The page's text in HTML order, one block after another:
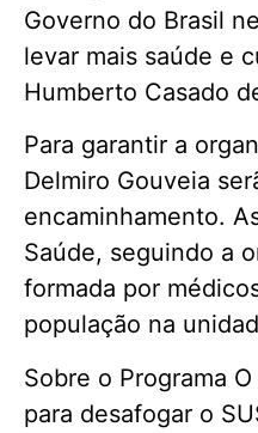
Governo do Brasil
levar mais saúde e
Humberto Casado
Para garantir a
Delmiro Gouveia
encaminhamento.
Saúde, seguindo a
formada por
população na
Sobre o Programa
para desafogar o